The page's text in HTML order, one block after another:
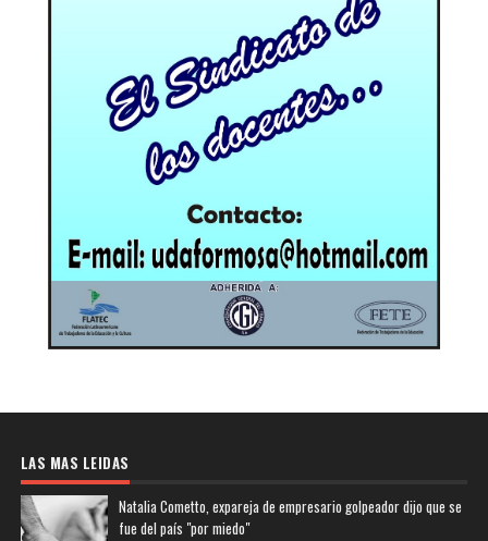
LAS MAS LEIDAS
Natalia Cometto, expareja de empresario golpeador dijo que se
fue del país "por miedo"